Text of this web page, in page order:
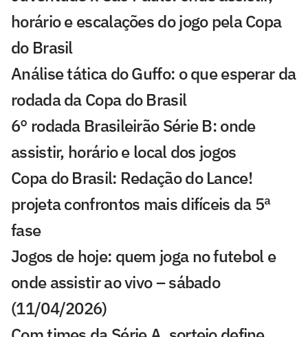
horário e escalações do jogo pela Copa
do Brasil
Análise tática do Guffo: o que esperar da
rodada da Copa do Brasil
6° rodada Brasileirão Série B: onde
assistir, horário e local dos jogos
Copa do Brasil: Redação do Lance!
projeta confrontos mais difíceis da 5ª
fase
Jogos de hoje: quem joga no futebol e
onde assistir ao vivo – sábado
(11/04/2026)